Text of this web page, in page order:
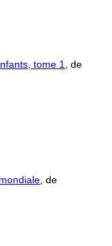
tome 1, de
, de